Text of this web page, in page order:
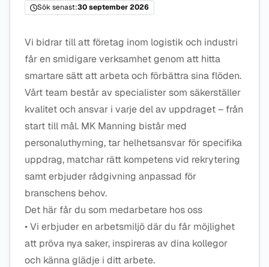
Sök senast:30 september 2026
Vi bidrar till att företag inom logistik och industri
får en smidigare verksamhet genom att hitta
smartare sätt att arbeta och förbättra sina flöden.
Vårt team består av specialister som säkerställer
kvalitet och ansvar i varje del av uppdraget – från
start till mål. MK Manning bistår med
personaluthyrning, tar helhetsansvar för specifika
uppdrag, matchar rätt kompetens vid rekrytering
samt erbjuder rådgivning anpassad för
branschens behov.
Det här får du som medarbetare hos oss
• Vi erbjuder en arbetsmiljö där du får möjlighet
att pröva nya saker, inspireras av dina kollegor
och känna glädje i ditt arbete.